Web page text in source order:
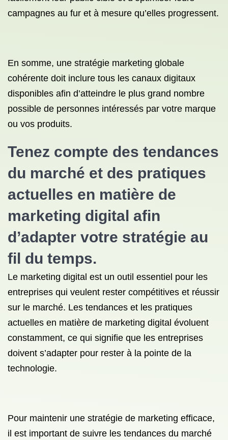
campagnes au fur et à mesure qu’elles progressent.
En somme, une stratégie marketing globale
cohérente doit inclure tous les canaux digitaux
disponibles afin d’atteindre le plus grand nombre
possible de personnes intéressés par votre marque
ou vos produits.
Tenez compte des tendances
du marché et des pratiques
actuelles en matière de
marketing digital afin
d’adapter votre stratégie au
fil du temps.
Le marketing digital est un outil essentiel pour les
entreprises qui veulent rester compétitives et réussir
sur le marché. Les tendances et les pratiques
actuelles en matière de marketing digital évoluent
constamment, ce qui signifie que les entreprises
doivent s’adapter pour rester à la pointe de la
technologie.
Pour maintenir une stratégie de marketing efficace,
il est important de suivre les tendances du marché